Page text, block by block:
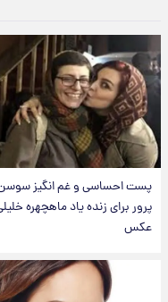
پست احساسی و غم انگیز سوسن
پرور برای زنده یاد ماهچهره خلیلی+
عکس